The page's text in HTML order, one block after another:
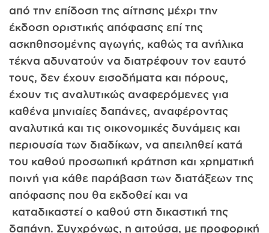
από την επίδοση της αίτησης μέχρι την
έκδοση οριστικής απόφασης επί της
ασκηθησομένης αγωγής, καθώς τα ανήλικα
τέκνα αδυνατούν να διατρέφουν τον εαυτό
τους, δεν έχουν εισοδήματα και πόρους,
έχουν τις αναλυτικώς αναφερόμενες για
καθένα μηνιαίες δαπάνες, αναφέροντας
αναλυτικά και τις οικονομικές δυνάμεις και
περιουσία των διαδίκων, να απειληθεί κατά
του καθού προσωπική κράτηση και χρηματική
ποινή για κάθε παράβαση των διατάξεων της
απόφασης που θα εκδοθεί και να
καταδικαστεί ο καθού στη δικαστική της
δαπάνη. Συγχρόνως, η αιτούσα, με προφορική